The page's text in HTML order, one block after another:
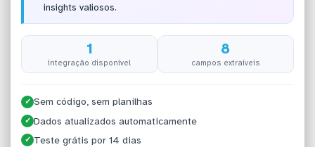
insights valiosos.
1
integração disponível
8
campos extraíveis
✓ Sem código, sem planilhas
✓ Dados atualizados automaticamente
✓ Teste grátis por 14 dias